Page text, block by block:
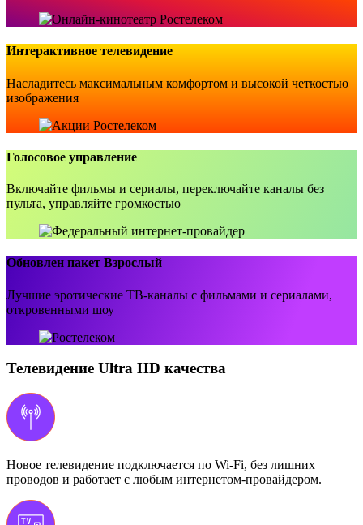
Интерактивное телевидение
Насладитесь максимальным комфортом и высокой четкостью
изображения
Голосовое управление
Включайте фильмы и сериалы, переключайте каналы без
пульта, управляйте громкостью
Обновлен пакет Взрослый
Лучшие эротические ТВ-каналы с фильмами и сериалами,
откровенными шоу
Телевидение Ultra HD качества
Новое телевидение подключается по Wi-Fi, без лишних
проводов и работает с любым интернетом-провайдером.